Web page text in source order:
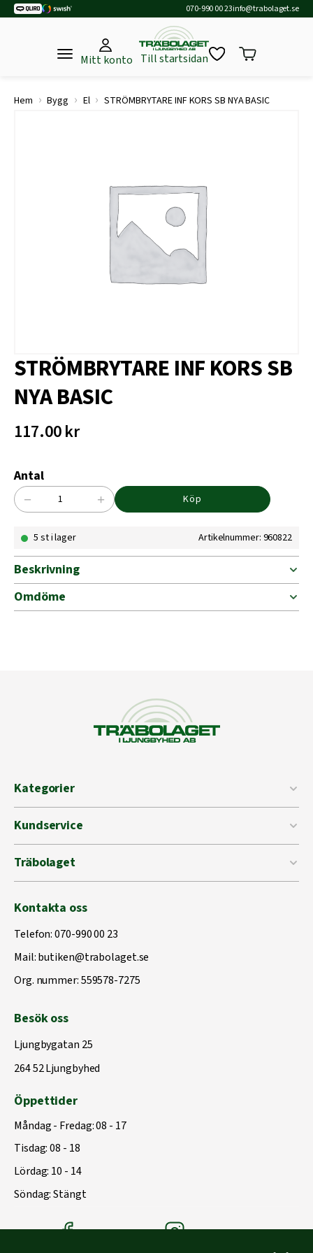
070-990 00 23info@trabolaget.se
Mitt konto Till startsidan
Hem › Bygg › El › STRÖMBRYTARE INF KORS SB NYA BASIC
STRÖMBRYTARE INF KORS SB
NYA BASIC
117.00kr
Antal
STRÖMBRYTARE
KORS
NYA
mängd
− + Köp
5 st i lager Artikelnummer: 960822
Beskrivning
Omdöme
Kategorier
Kundservice
Träbolaget
Kontakta oss
Telefon:070-990 00 23
Mail:butiken@trabolaget.se
Org. nummer: 559578-7275
Besök oss
Ljungbygatan 25
264 52 Ljungbyhed
Öppettider
Måndag - Fredag: 08 - 17
Tisdag: 08 - 18
Lördag: 10 - 14
Söndag: Stängt